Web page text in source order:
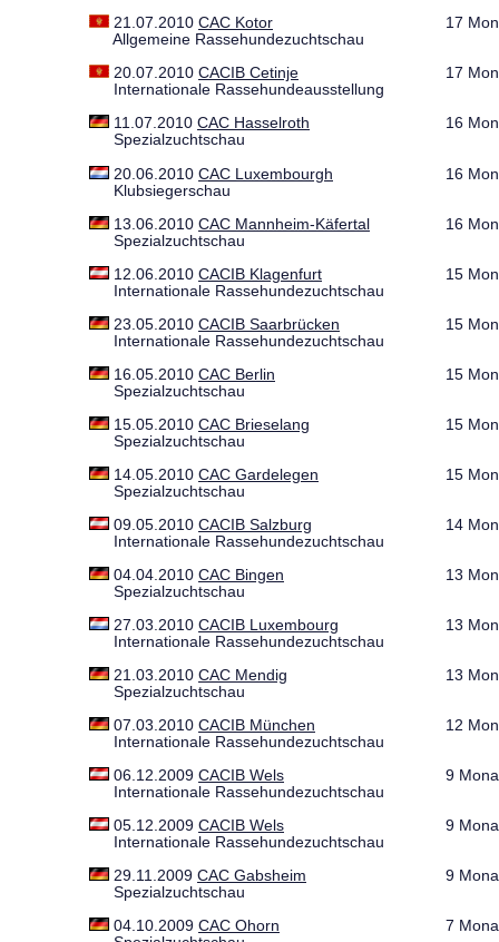
21.07.2010 CAC Kotor
Allgemeine Rassehundezuchtschau
17
20.07.2010 CACIB Cetinje
Internationale Rassehundeausstellung
17
11.07.2010 CAC Hasselroth
Spezialzuchtschau
16
20.06.2010 CAC Luxembourgh
Klubsiegerschau
16
13.06.2010 CAC Mannheim-Käfertal
Spezialzuchtschau
16
12.06.2010 CACIB Klagenfurt
Internationale Rassehundezuchtschau
15
23.05.2010 CACIB Saarbrücken
Internationale Rassehundezuchtschau
15
16.05.2010 CAC Berlin
Spezialzuchtschau
15
15.05.2010 CAC Brieselang
Spezialzuchtschau
15
14.05.2010 CAC Gardelegen
Spezialzuchtschau
15
09.05.2010 CACIB Salzburg
Internationale Rassehundezuchtschau
14
04.04.2010 CAC Bingen
Spezialzuchtschau
13
27.03.2010 CACIB Luxembourg
Internationale Rassehundezuchtschau
13
21.03.2010 CAC Mendig
Spezialzuchtschau
13
07.03.2010 CACIB München
Internationale Rassehundezuchtschau
12
06.12.2009 CACIB Wels
Internationale Rassehundezuchtschau
9
05.12.2009 CACIB Wels
Internationale Rassehundezuchtschau
9
29.11.2009 CAC Gabsheim
Spezialzuchtschau
9
04.10.2009 CAC Ohorn
7